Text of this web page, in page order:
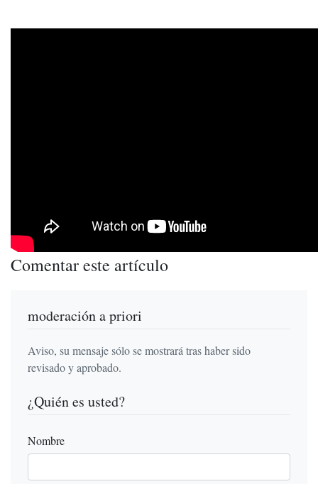
Comentar este artículo
moderación a priori
Aviso, su mensaje sólo se mostrará tras haber sido
revisado y aprobado.
¿Quién es usted?
Nombre